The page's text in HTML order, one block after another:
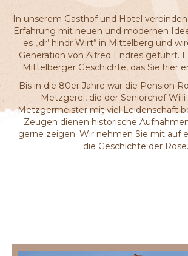
In unserem Gasthof und Hotel
Erfahrung mit neuen und modernen
es „dr’ hindr Wirt“ in Mittelberg und
Generation von Alfred Endres geführt.
Mittelberger Geschichte, das Sie hier
Bis in die 80er Jahre war die Pension
Metzgerei, die der Seniorchef Willi
Metzgermeister mit viel Leidenschaft
Zeugen dienen historische
gerne zeigen. Wir nehmen Sie mit auf
die Geschichte der Rose.